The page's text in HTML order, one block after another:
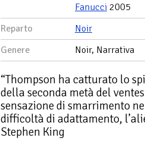
Fanucci 2005
Reparto
Noir
Genere
Noir, Narrativa
“Thompson ha catturato lo
della seconda metà del
sensazione di smarrimento
difficoltà di adattamento,
Stephen King